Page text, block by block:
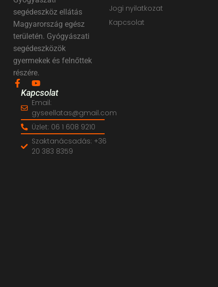
segédeszköz ellátás
Magyarország egész
területén. Gyógyászati
segédeszközök
gyermekek és felnőttek
részére.
Jogi nyilatkozat
Kapcsolat
Kapcsolat
Email:
gyseellatas@gmail.com
Üzlet: 06 1 608 9210
Szaktanácsadás: +36
20 383 8359